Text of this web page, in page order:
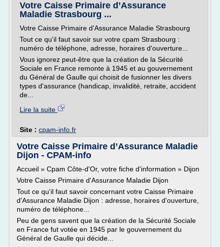
Votre Caisse Primaire d’Assurance
Maladie Strasbourg ...
Votre Caisse Primaire d'Assurance Maladie Strasbourg
Tout ce qu'il faut savoir sur votre cpam Strasbourg :
numéro de téléphone, adresse, horaires d'ouverture...
Vous ignorez peut-être que la création de la Sécurité
Sociale en France remonte à 1945 et au gouvernement
du Général de Gaulle qui choisit de fusionner les divers
types d'assurance (handicap, invalidité, retraite, accident
de...
Lire la suite
Site : cpam-info.fr
Votre Caisse Primaire d’Assurance Maladie
Dijon - CPAM-info
Accueil » Cpam Côte-d'Or, votre fiche d'information » Dijon
Votre Caisse Primaire d'Assurance Maladie Dijon
Tout ce qu'il faut savoir concernant votre Caisse Primaire
d'Assurance Maladie Dijon : adresse, horaires d'ouverture,
numéro de téléphone...
Peu de gens savent que la création de la Sécurité Sociale
en France fut votée en 1945 par le gouvernement du
Général de Gaulle qui décide...